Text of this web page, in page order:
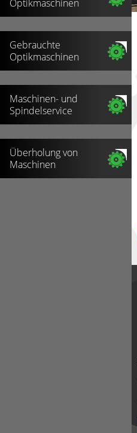
Optikmaschinen
Gebrauchte
Optikmaschinen
Maschinen- und
Spindelservice
Überholung von
Maschinen